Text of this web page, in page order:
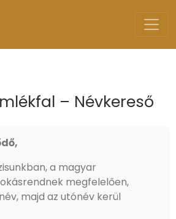
– Névkereső
a magyar
megfelelően,
majd az utónév kerül